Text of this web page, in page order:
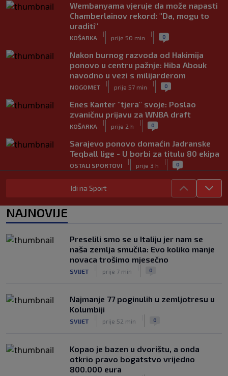
Wembanyama vjeruje da može napasti
Chamberlainov rekord: "Da, mogu to
uraditi"
KOŠARKA
|
prije 50 min
| 0
Nakon burnog razvoda od Hakimija
ponovo u centru pažnje: Hiba Abouk
navodno u vezi s milijarderom
NOGOMET
|
prije 57 min
| 0
Enes Kanter "tjera" svoje: Poslao
zvaničnu prijavu za WNBA draft
KOŠARKA
|
prije 2 h
| 0
Sarajevo ponovo domaćin Jadranske
Teqball lige - U borbi za titulu 80 ekipa
OSTALI SPORTOVI
|
prije 3 h
| 0
Barcelona odbila prvu ponudu PSG-a
za Ferrana Torresa: Pregovori se
Roony Bardghji van terena do sedam
mjeseci
NOGOMET
|
prije 4 h
| 0
Idi na Sport
NAJNOVIJE
Preselili smo se u Italiju jer nam se
naša zemlja smučila: Evo koliko manje
novaca trošimo mjesečno
SVIJET prije 7 min 0
Najmanje 77 poginulih u zemljotresu u
Kolumbiji
SVIJET prije 52 min 0
Kopao je bazen u dvorištu, a onda
otkrio pravo bogatstvo vrijedno
800.000 eura